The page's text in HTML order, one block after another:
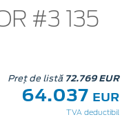
#3 135
Preț de listă 72.769 EUR
64.037 EUR
TVA deductibil